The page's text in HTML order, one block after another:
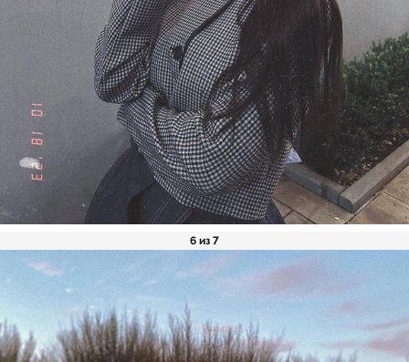
6 из 7